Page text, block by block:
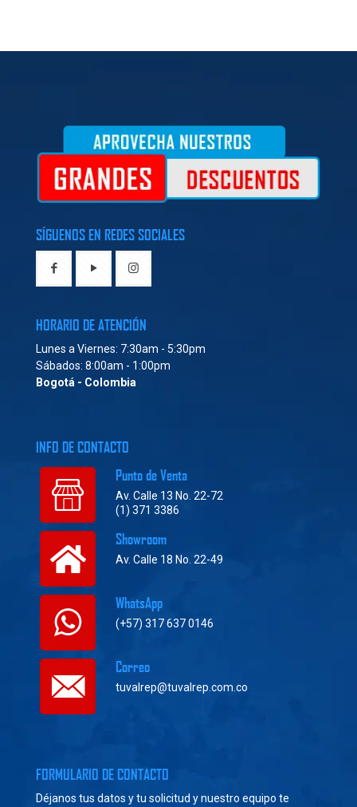
SÍGUENOS EN REDES SOCIALES
HORARIO DE ATENCIÓN
Lunes a Viernes: 7:30am - 5:30pm
Sábados: 8:00am - 1:00pm
Bogotá - Colombia
INFO DE CONTACTO
Punto de Venta
Av. Calle 13 No. 22-72
(1) 371 3386
Showroom
Av. Calle 18 No. 22-49
WhatsApp
(+57) 317 637 0146
Correo
tuvalrep@tuvalrep.com.co
FORMULARIO DE CONTACTO
Déjanos tus datos y tu solicitud y nuestro equipo te